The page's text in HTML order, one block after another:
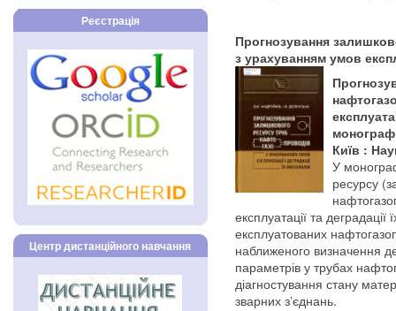
Реєстрація
Центр дистанційного навчання
Прогнозування
з урахуванням умов
Київ :
У
ресурсу
експлуатації та
експлуатованих
наближеного визначення
параметрів у трубах
діагностування стану
зварних з’єднань.